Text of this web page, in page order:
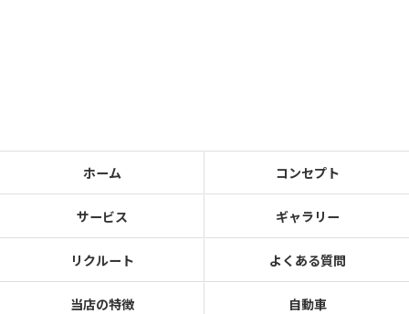
ホーム コンセプト
サービス ギャラリー
リクルート よくある質問
当店の特徴 自動車